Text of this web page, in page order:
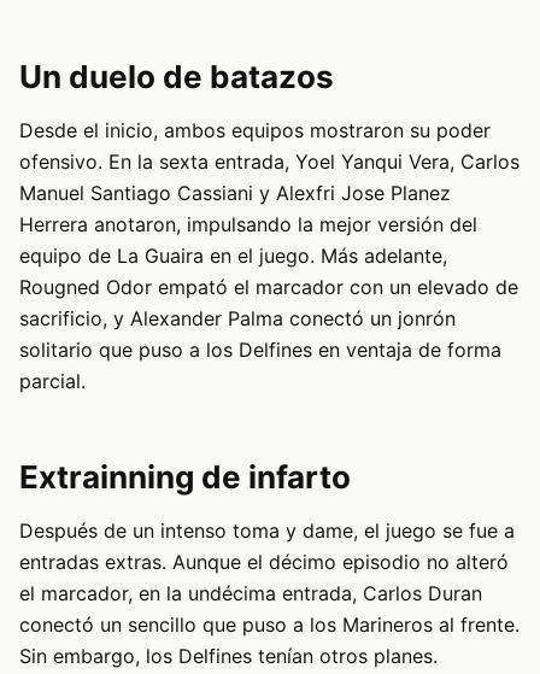
Un duelo de batazos
Desde el inicio, ambos equipos mostraron su poder
ofensivo. En la sexta entrada, Yoel Yanqui Vera, Carlos
Manuel Santiago Cassiani y Alexfri Jose Planez
Herrera anotaron, impulsando la mejor versión del
equipo de La Guaira en el juego. Más adelante,
Rougned Odor empató el marcador con un elevado de
sacrificio, y Alexander Palma conectó un jonrón
solitario que puso a los Delfines en ventaja de forma
parcial.
Extrainning de infarto
Después de un intenso toma y dame, el juego se fue a
entradas extras. Aunque el décimo episodio no alteró
el marcador, en la undécima entrada, Carlos Duran
conectó un sencillo que puso a los Marineros al frente.
Sin embargo, los Delfines tenían otros planes.